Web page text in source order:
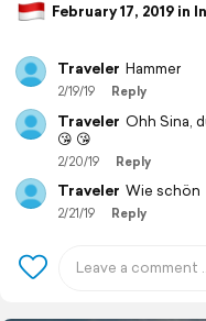
February 17, 2019 in
Traveler Hammer
2/19/19 Reply
Traveler Ohh Sina,
😘 😘
2/20/19 Reply
Traveler Wie schön
2/21/19 Reply